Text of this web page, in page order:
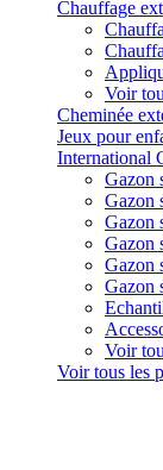
Chauffage
Voir
Cheminée
Jeux pour
International
Gazon
Gazon
Gazon
Gazon
Gazon
Gazon
Voir
Voir tous les